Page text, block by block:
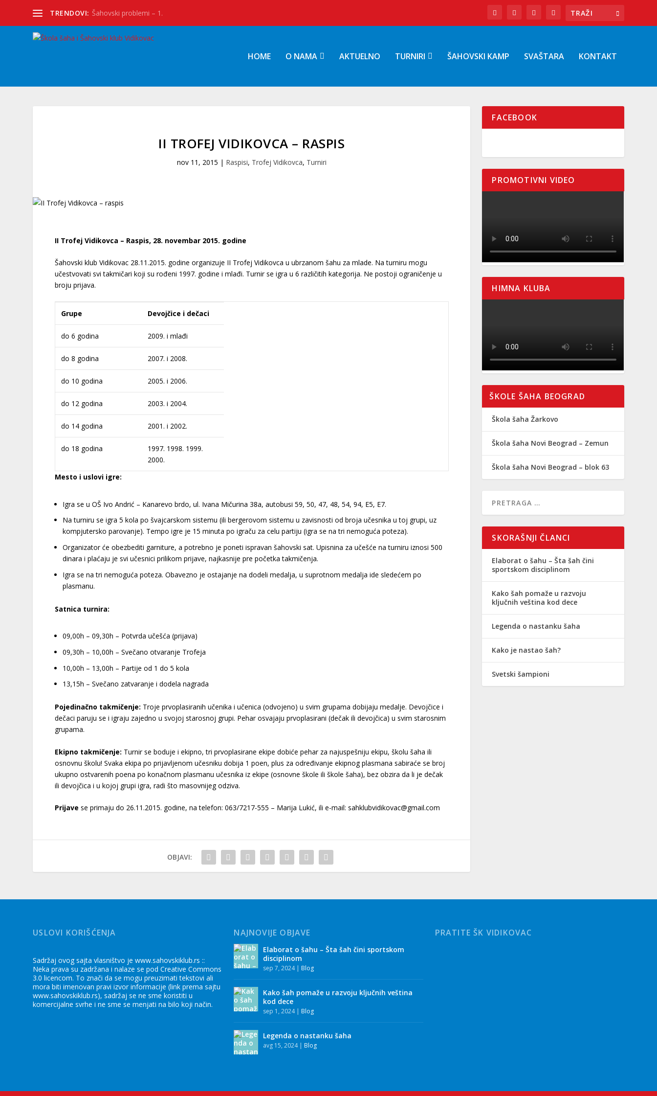
TRENDOVI: Šahovski problemi – 1.
HOME O NAMA AKTUELNO TURNIRI ŠAHOVSKI KAMP SVAŠTARA KONTAKT
II TROFEJ VIDIKOVCA – RASPIS
nov 11, 2015 | Raspisi, Trofej Vidikovca, Turniri
II Trofej Vidikovca – Raspis, 28. novembar 2015. godine
Šahovski klub Vidikovac 28.11.2015. godine organizuje II Trofej Vidikovca u ubrzanom šahu za mlade. Na turniru mogu
učestvovati svi takmičari koji su rođeni 1997. godine i mlađi. Turnir se igra u 6 različitih kategorija. Ne postoji ograničenje u
broju prijava.
Grupe Devojčice i dečaci
do 6 godina 2009. i mlađi
do 8 godina 2007. i 2008.
do 10 godina 2005. i 2006.
do 12 godina 2003. i 2004.
do 14 godina 2001. i 2002.
do 18 godina
1997. 1998. 1999.
2000.
Mesto i uslovi igre:
Igra se u OŠ Ivo Andrić – Kanarevo brdo, ul. Ivana Mičurina 38a, autobusi 59, 50, 47, 48, 54, 94, E5, E7.
Na turniru se igra 5 kola po švajcarskom sistemu (ili bergerovom sistemu u zavisnosti od broja učesnika u toj grupi, uz
kompjutersko parovanje). Tempo igre je 15 minuta po igraču za celu partiju (igra se na tri nemoguća poteza).
Organizator će obezbediti garniture, a potrebno je poneti ispravan šahovski sat. Upisnina za učešće na turniru iznosi 500
dinara i plaćaju je svi učesnici prilikom prijave, najkasnije pre početka takmičenja.
Igra se na tri nemoguća poteza. Obavezno je ostajanje na dodeli medalja, u suprotnom medalja ide sledećem po
plasmanu.
Satnica turnira:
09,00h – 09,30h – Potvrda učešća (prijava)
09,30h – 10,00h – Svečano otvaranje Trofeja
10,00h – 13,00h – Partije od 1 do 5 kola
13,15h – Svečano zatvaranje i dodela nagrada
Pojedinačno takmičenje: Troje prvoplasiranih učenika i učenica (odvojeno) u svim grupama dobijaju medalje. Devojčice i
dečaci paruju se i igraju zajedno u svojoj starosnoj grupi. Pehar osvajaju prvoplasirani (dečak ili devojčica) u svim starosnim
grupama.
Ekipno takmičenje: Turnir se boduje i ekipno, tri prvoplasirane ekipe dobiće pehar za najuspešniju ekipu, školu šaha ili
osnovnu školu! Svaka ekipa po prijavljenom učesniku dobija 1 poen, plus za određivanje ekipnog plasmana sabiraće se broj
ukupno ostvarenih poena po konačnom plasmanu učesnika iz ekipe (osnovne škole ili škole šaha), bez obzira da li je dečak
ili devojčica i u kojoj grupi igra, radi što masovnijeg odziva.
Prijave se primaju do 26.11.2015. godine, na telefon: 063/7217-555 – Marija Lukić, ili e-mail: sahklubvidikovac@gmail.com
OBJAVI:
FACEBOOK
PROMOTIVNI VIDEO
HIMNA KLUBA
ŠKOLE ŠAHA BEOGRAD
Škola šaha Žarkovo
Škola šaha Novi Beograd – Zemun
Škola šaha Novi Beograd – blok 63
SKORAŠNJI ČLANCI
Elaborat o šahu – Šta šah čini
sportskom disciplinom
Kako šah pomaže u razvoju
ključnih veština kod dece
Legenda o nastanku šaha
Kako je nastao šah?
Svetski šampioni
USLOVI KORIŠĆENJA
Sadržaj ovog sajta vlasništvo je www.sahovskiklub.rs ::
Neka prava su zadržana i nalaze se pod Creative Commons
3.0 licencom. To znači da se mogu preuzimati tekstovi ali
mora biti imenovan pravi izvor informacije (link prema sajtu
www.sahovskiklub.rs), sadržaj se ne sme koristiti u
komercijalne svrhe i ne sme se menjati na bilo koji način.
NAJNOVIJE OBJAVE
Elaborat o šahu – Šta šah čini sportskom
disciplinom
sep 7, 2024| Blog
Kako šah pomaže u razvoju ključnih veština
kod dece
sep 1, 2024| Blog
Legenda o nastanku šaha
avg 15, 2024| Blog
PRATITE ŠK VIDIKOVAC